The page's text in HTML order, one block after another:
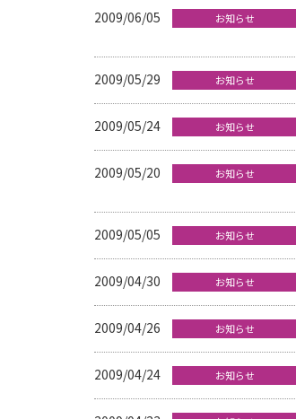
2009/06/05 お知らせ
2009/05/29 お知らせ
2009/05/24 お知らせ
2009/05/20 お知らせ
2009/05/05 お知らせ
2009/04/30 お知らせ
2009/04/26 お知らせ
2009/04/24 お知らせ